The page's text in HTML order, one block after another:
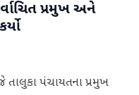
પ્રમુખ અને
પંચાયતના પ્રમુખ